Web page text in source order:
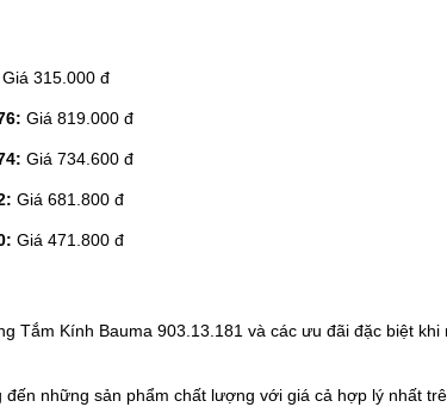
Giá 315.000 đ
Giá 819.000 đ
Giá 734.600 đ
Giá 681.800 đ
Giá 471.800 đ
Tắm Kính Bauma 903.13.181 và các ưu đãi đặc biệt
những sản phẩm chất lượng với giá cả hợp lý nhất